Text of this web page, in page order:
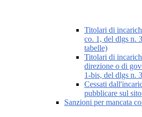
Titolari di
co. 1, del dlgs n.
tabelle)
Titolari di
direzione o di
1-bis, del dlgs n.
Cessati
pubblicare sul
Sanzioni per mancata